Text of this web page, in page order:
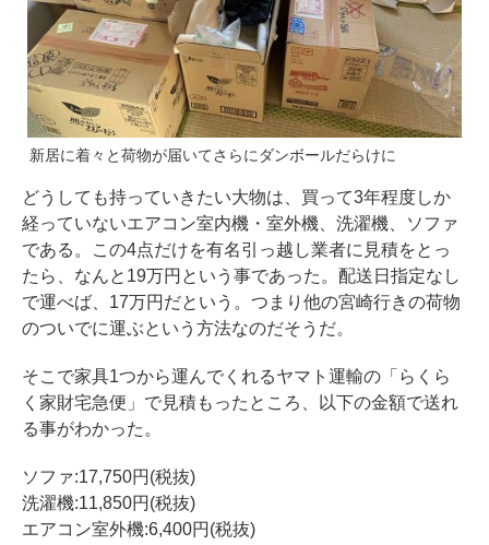
新居に着々と荷物が届いてさらにダンボールだらけに
どうしても持っていきたい大物は、買って3年程度しか
経っていないエアコン室内機・室外機、洗濯機、ソファ
である。この4点だけを有名引っ越し業者に見積をとっ
たら、なんと19万円という事であった。配送日指定なし
で運べば、17万円だという。つまり他の宮崎行きの荷物
のついでに運ぶという方法なのだそうだ。
そこで家具1つから運んでくれるヤマト運輸の「らくら
く家財宅急便」で見積もったところ、以下の金額で送れ
る事がわかった。
ソファ:17,750円(税抜)
洗濯機:11,850円(税抜)
エアコン室外機:6,400円(税抜)